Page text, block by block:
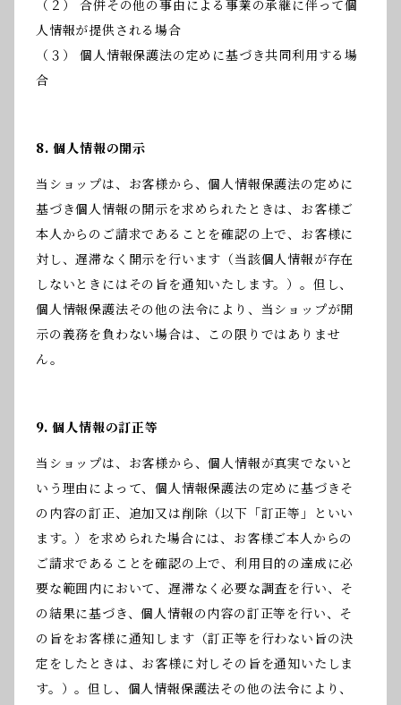
（２） 合併その他の事由による事業の承継に伴って個
人情報が提供される場合
（３） 個人情報保護法の定めに基づき共同利用する場
合
8. 個人情報の開示
当ショップは、お客様から、個人情報保護法の定めに
基づき個人情報の開示を求められたときは、お客様ご
本人からのご請求であることを確認の上で、お客様に
対し、遅滞なく開示を行います（当該個人情報が存在
しないときにはその旨を通知いたします。）。但し、
個人情報保護法その他の法令により、当ショップが開
示の義務を負わない場合は、この限りではありませ
ん。
9. 個人情報の訂正等
当ショップは、お客様から、個人情報が真実でないと
いう理由によって、個人情報保護法の定めに基づきそ
の内容の訂正、追加又は削除（以下「訂正等」といい
ます。）を求められた場合には、お客様ご本人からの
ご請求であることを確認の上で、利用目的の達成に必
要な範囲内において、遅滞なく必要な調査を行い、そ
の結果に基づき、個人情報の内容の訂正等を行い、そ
の旨をお客様に通知します（訂正等を行わない旨の決
定をしたときは、お客様に対しその旨を通知いたしま
す。）。但し、個人情報保護法その他の法令により、